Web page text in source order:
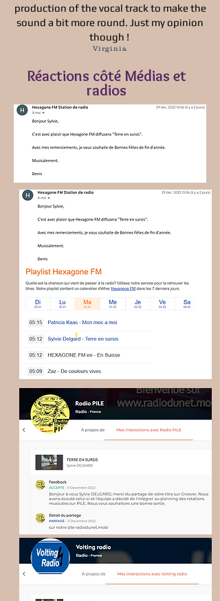
production of the vocal track to make the
sound a bit more round. Just my opinion
though !
Virginia
Réactions côté Médias et
radios